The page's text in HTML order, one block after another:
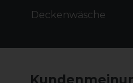
Deckenwäsche